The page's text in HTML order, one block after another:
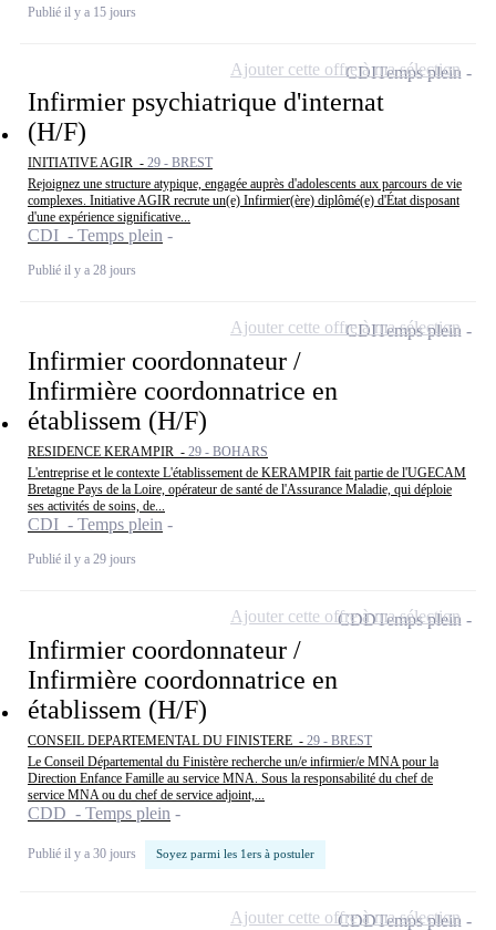
Publié il y a 15 jours
Infirmier psychiatrique d'internat
(H/F)
INITIATIVE AGIR - 29 - BREST
Rejoignez une structure atypique, engagée auprès d'adolescents aux parcours de vie
complexes. Initiative AGIR recrute un(e) Infirmier(ère) diplômé(e) d'État disposant
d'une expérience significative...
CDI - Temps plein
Publié il y a 28 jours
CDITemps plein
Ajouter cette offre à ma sélection
Infirmier coordonnateur /
Infirmière coordonnatrice en
établissem (H/F)
RESIDENCE KERAMPIR - 29 - BOHARS
L'entreprise et le contexte L'établissement de KERAMPIR fait partie de l'UGECAM
Bretagne Pays de la Loire, opérateur de santé de l'Assurance Maladie, qui déploie
ses activités de soins, de...
CDI - Temps plein
Publié il y a 29 jours
CDITemps plein
Ajouter cette offre à ma sélection
Infirmier coordonnateur /
Infirmière coordonnatrice en
établissem (H/F)
CONSEIL DEPARTEMENTAL DU FINISTERE - 29 - BREST
Le Conseil Départemental du Finistère recherche un/e infirmier/e MNA pour la
Direction Enfance Famille au service MNA. Sous la responsabilité du chef de
service MNA ou du chef de service adjoint,...
CDD - Temps plein
Publié il y a 30 jours Soyez parmi les 1ers à postuler
CDDTemps plein
Ajouter cette offre à ma sélection
CDDTemps plein
Ajouter cette offre à ma sélection